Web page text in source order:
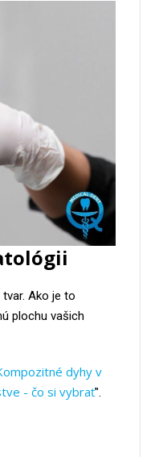
Ako je to
plochu vašich
dyhy v
- čo si vybrať".